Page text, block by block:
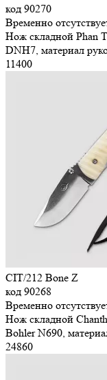
код 90270
Временно
Нож складной Phan
DNH7, материал
11400
CIT/212 Bone Z
код 90268
Временно
Нож складной
Bohler N690,
24860